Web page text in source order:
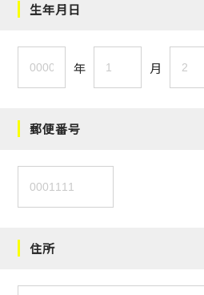
生年月日
年 月
郵便番号
住所